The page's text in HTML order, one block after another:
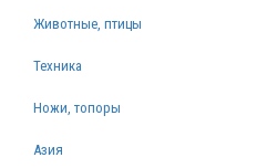
Животные, птицы
Техника
Ножи, топоры
Азия